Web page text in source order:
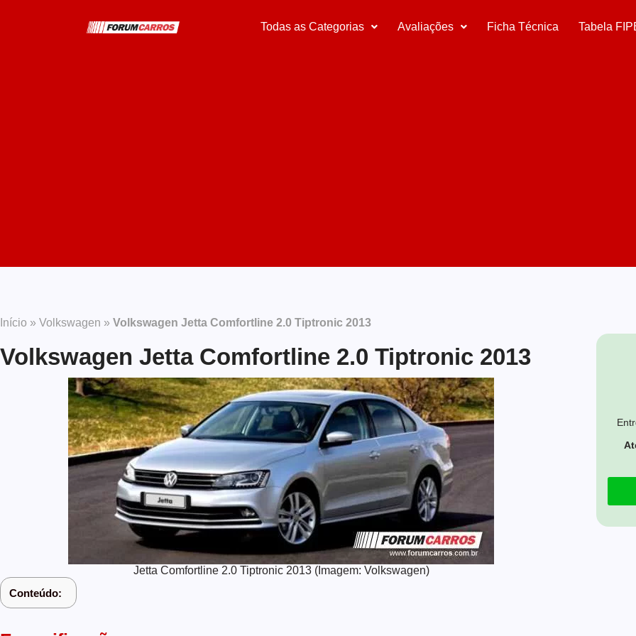
Todas as Categorias Avaliações Ficha Técnica Tabela
Início » Volkswagen » Volkswagen Jetta Comfortline 2.0 Tiptronic 2013
Volkswagen Jetta Comfortline 2.0 Tiptronic 2013
Jetta Comfortline 2.0 Tiptronic 2013 (Imagem: Volkswagen)
Conteúdo: